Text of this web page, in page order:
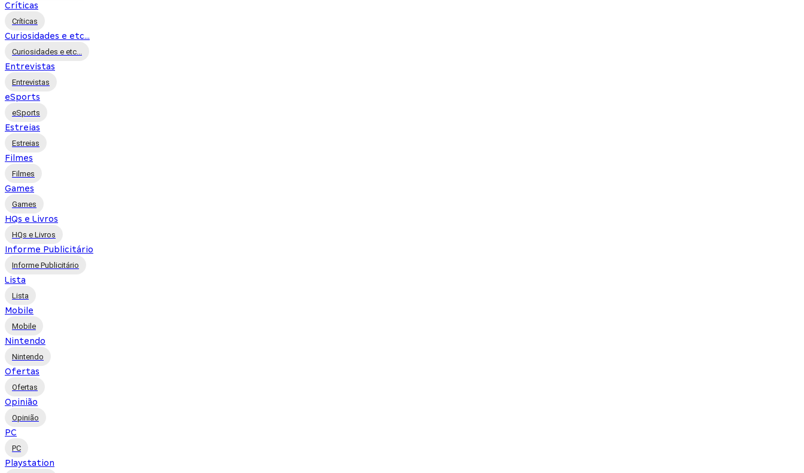
Críticas
Críticas
Curiosidades e etc...
Curiosidades e etc...
Entrevistas
Entrevistas
eSports
eSports
Estreias
Estreias
Filmes
Filmes
Games
Games
HQs e Livros
HQs e Livros
Informe Publicitário
Informe Publicitário
Lista
Lista
Mobile
Mobile
Nintendo
Nintendo
Ofertas
Ofertas
Opinião
Opinião
PC
PC
Playstation